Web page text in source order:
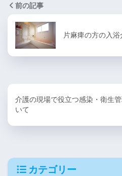
前の記事
片麻痺の方の入
介護の現場で役立つ感染・衛生
いて
カテゴリー